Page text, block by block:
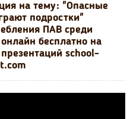
на тему: "Опасные
подростки"
ПАВ среди
бесплатно на
school-